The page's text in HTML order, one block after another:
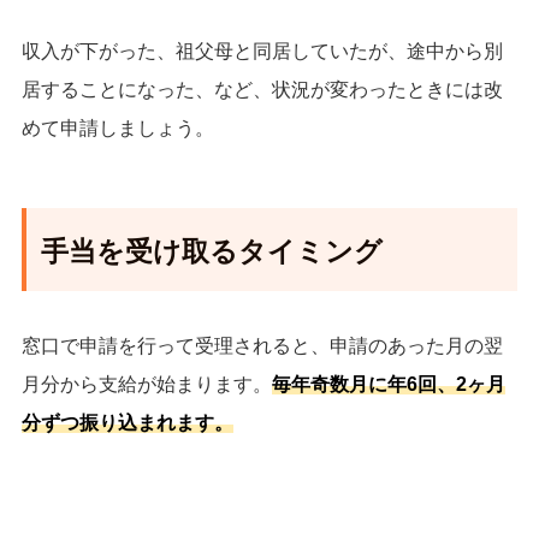
収入が下がった、祖父母と同居していたが、途中から別
居することになった、など、状況が変わったときには改
めて申請しましょう。
手当を受け取るタイミング
窓口で申請を行って受理されると、申請のあった月の翌
月分から支給が始まります。 毎年奇数月に年6回、2ヶ月
分ずつ振り込まれます。